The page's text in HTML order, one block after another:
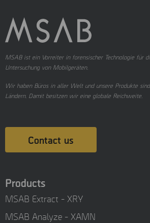
MSAB ist ein Vorreiter in forensischer Technologie für
Untersuchung von Mobilgeräten.
Wir haben Büros in aller Welt und unsere Produkte
Ländern. Damit besitzen wir eine globale Reichweite.
Contact us
Products
MSAB Extract - XRY
MSAB Analyze - XAMN